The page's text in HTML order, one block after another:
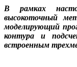
В рамках
высокоточный
моделирующий
контура и
встроенным